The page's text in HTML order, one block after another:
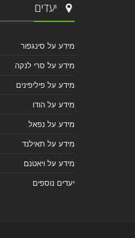
יעדים
מידע על סינגפור
מידע על סרי לנקה
מידע על פיליפינים
מידע על הודו
מידע על נפאל
מידע על תאילנד
מידע על ויאטנם
יעדים נוספים